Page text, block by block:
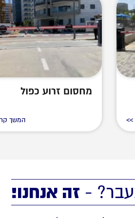
מחסום זרוע כפול
המשך
- זה אנחנו!